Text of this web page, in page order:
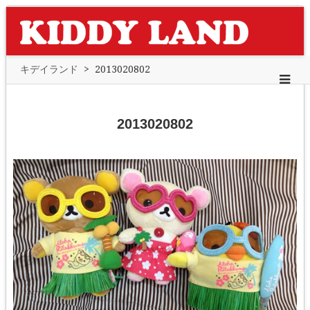
キデイランド > 2013020802
2013020802